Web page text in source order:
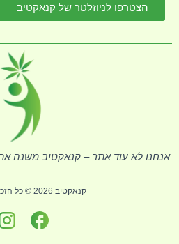
הצטרפו לניוזלטר של קנאקטיב
אנחנו לא עוד אתר – קנאקטיב משנה
קנאקטיב 2026 © כל הזכויות שמורות